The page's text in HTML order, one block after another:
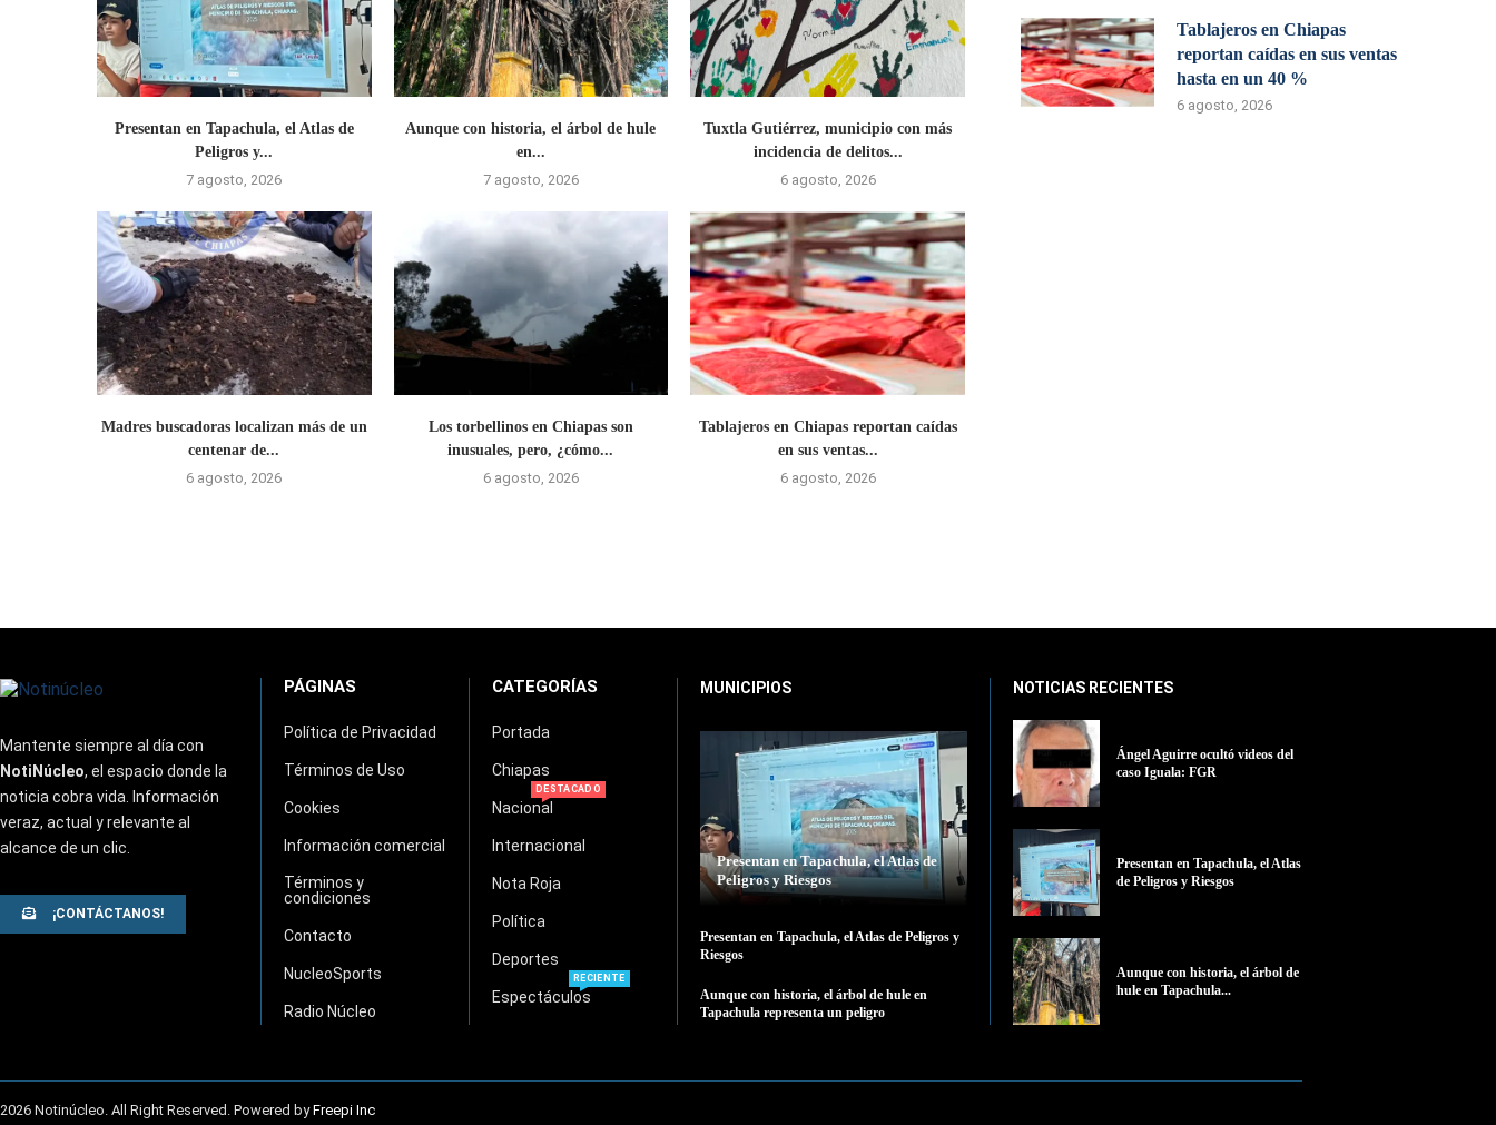
Presentan en Tapachula, el Atlas de
Peligros y...
7 agosto, 2026
Aunque con historia, el árbol de hule
en...
7 agosto, 2026
Tuxtla Gutiérrez, municipio con más
incidencia de delitos...
6 agosto, 2026
Madres buscadoras localizan más de un
centenar de...
6 agosto, 2026
Los torbellinos en Chiapas son
inusuales, pero, ¿cómo...
6 agosto, 2026
Tablajeros en Chiapas reportan caídas
en sus ventas...
6 agosto, 2026
Tablajeros en Chiapas
reportan caídas en sus ventas
hasta en un 40 %
6 agosto, 2026
Mantente siempre al día con
NotiNúcleo, el espacio donde la
noticia cobra vida. Información
veraz, actual y relevante al
alcance de un clic.
¡CONTÁCTANOS!
PÁGINAS
Política de Privacidad
Términos de Uso
Cookies
Información comercial
Términos y
condiciones
Contacto
NucleoSports
Radio Núcleo
CATEGORÍAS
Portada
Chiapas
Nacional
DESTACADO
Internacional
Nota Roja
Política
Deportes
Espectáculos
RECIENTE
MUNICIPIOS
Presentan en Tapachula, el Atlas de
Peligros y Riesgos
Presentan en Tapachula, el Atlas de Peligros y
Riesgos
Aunque con historia, el árbol de hule en
Tapachula representa un peligro
NOTICIAS RECIENTES
Ángel Aguirre ocultó videos del
caso Iguala: FGR
Presentan en Tapachula, el Atlas
de Peligros y Riesgos
Aunque con historia, el árbol de
hule en Tapachula...
2026 Notinúcleo. All Right Reserved. Powered byFreepi Inc